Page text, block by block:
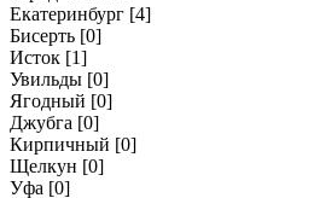
Екатеринбург [4]
Бисерть [0]
Исток [1]
Увильды [0]
Ягодный [0]
Джубга [0]
Кирпичный [0]
Щелкун [0]
Уфа [0]